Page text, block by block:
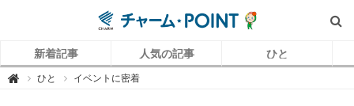
新着記事 人気の記事 ひと
 チ ひと イベントに密着